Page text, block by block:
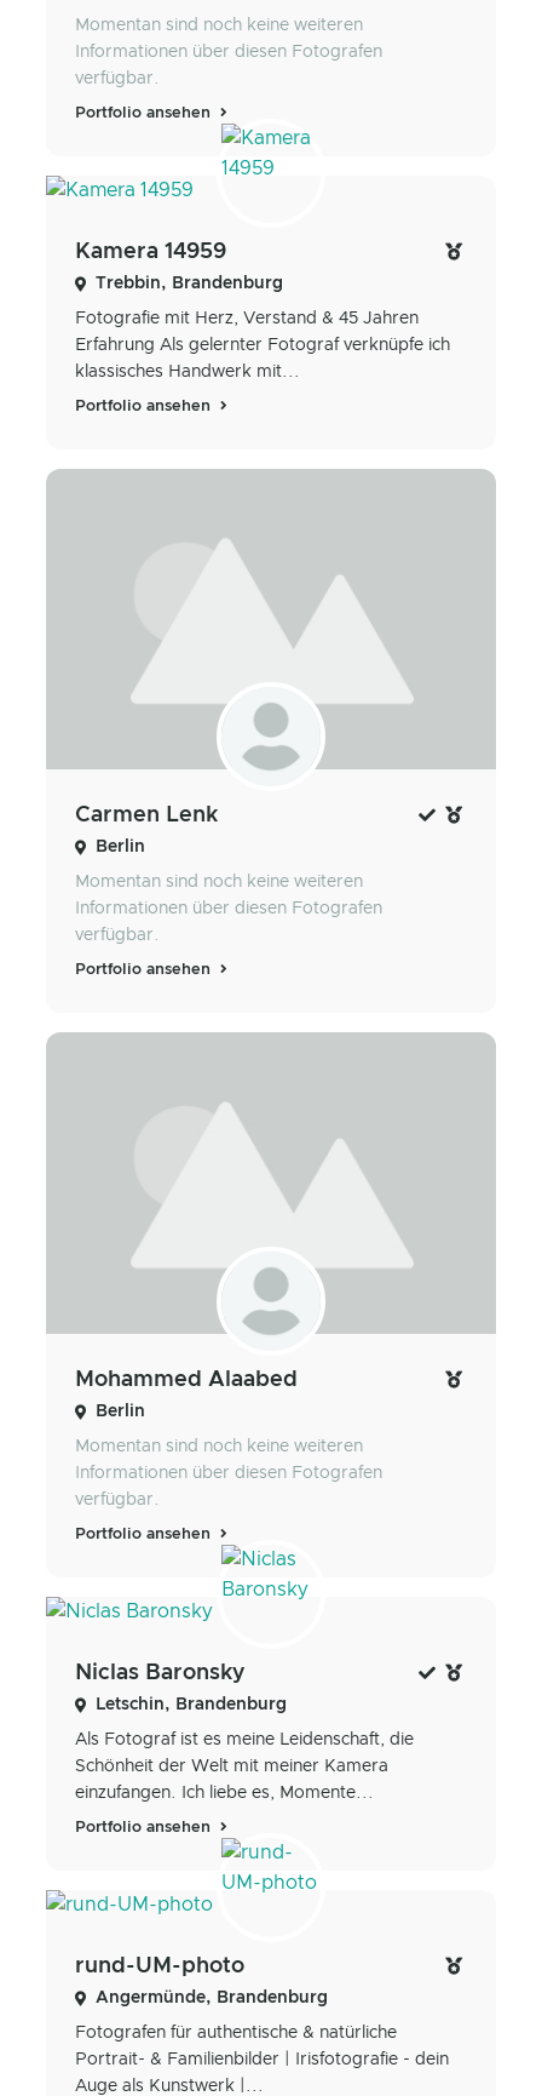
Momentan sind noch keine weiteren
Informationen über diesen Fotografen
verfügbar.
Portfolio ansehen
Kamera 14959
Trebbin, Brandenburg
Fotografie mit Herz, Verstand & 45 Jahren
Erfahrung Als gelernter Fotograf verknüpfe ich
klassisches Handwerk mit...
Portfolio ansehen
Carmen Lenk
Berlin
Momentan sind noch keine weiteren
Informationen über diesen Fotografen
verfügbar.
Portfolio ansehen
Mohammed Alaabed
Berlin
Momentan sind noch keine weiteren
Informationen über diesen Fotografen
verfügbar.
Portfolio ansehen
Niclas Baronsky
Letschin, Brandenburg
Als Fotograf ist es meine Leidenschaft, die
Schönheit der Welt mit meiner Kamera
einzufangen. Ich liebe es, Momente...
Portfolio ansehen
rund-UM-photo
Angermünde, Brandenburg
Fotografen für authentische & natürliche
Portrait- & Familienbilder | Irisfotografie - dein
Auge als Kunstwerk |...